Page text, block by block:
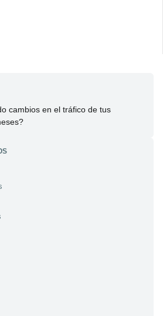
cambios en el tráfico de tus